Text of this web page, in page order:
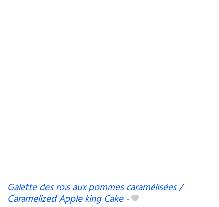
Galette des rois aux pommes caramélisées /
Caramelized Apple king Cake-